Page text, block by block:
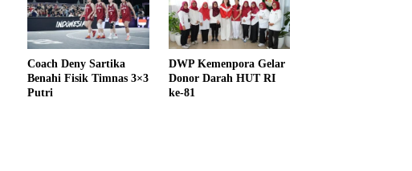
Coach Deny Sartika
Benahi Fisik Timnas 3×3
Putri
DWP Kemenpora Gelar
Donor Darah HUT RI
ke-81